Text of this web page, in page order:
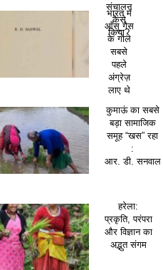
संचालन
कैसे
किया?
भारत में
आँसू गैस
के गोले
सबसे
पहले
अंग्रेज़
लाए थे
कुमाऊं का सबसे
बड़ा सामाजिक
समूह “खस” रहा
:
आर. डी. सनवाल
हरेला:
प्रकृति, परंपरा
और विज्ञान का
अद्भुत संगम